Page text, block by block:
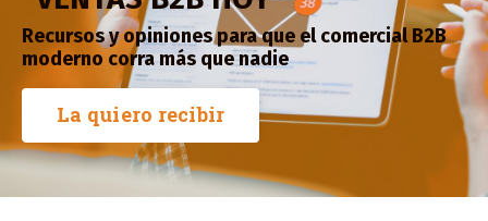
Recursos y opiniones para que el comercial B2B
moderno corra más que nadie
La quiero recibir